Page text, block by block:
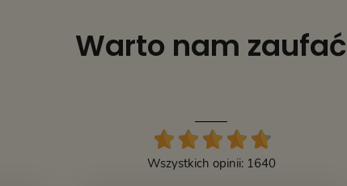
Warto nam zaufać
Wszystkich opinii: 1640